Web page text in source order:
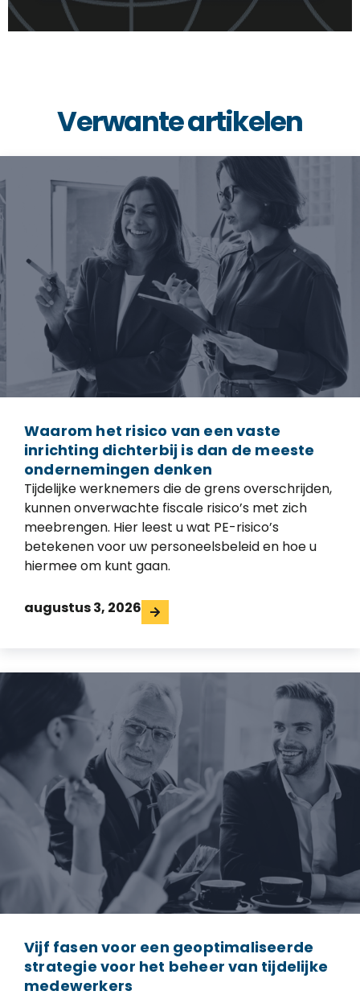
Verwante artikelen
Waarom het risico van een vaste
inrichting dichterbij is dan de meeste
ondernemingen denken
Tijdelijke werknemers die de grens overschrijden,
kunnen onverwachte fiscale risico’s met zich
meebrengen. Hier leest u wat PE-risico’s
betekenen voor uw personeelsbeleid en hoe u
hiermee om kunt gaan.
augustus 3, 2026
Vijf fasen voor een geoptimaliseerde
strategie voor het beheer van tijdelijke
medewerkers